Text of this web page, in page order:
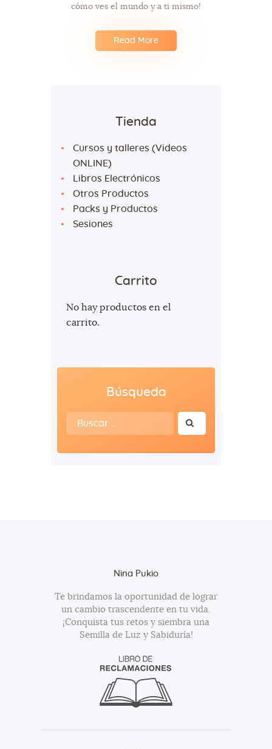
cómo ves el mundo y a ti mismo!
Read More
Tienda
Cursos y talleres (Videos
ONLINE)
Libros Electrónicos
Otros Productos
Packs y Productos
Sesiones
Carrito
No hay productos en el
carrito.
Búsqueda
Buscar:
Nina Pukio
Te brindamos la oportunidad de lograr
un cambio trascendente en tu vida.
¡Conquista tus retos y siembra una
Semilla de Luz y Sabiduría!